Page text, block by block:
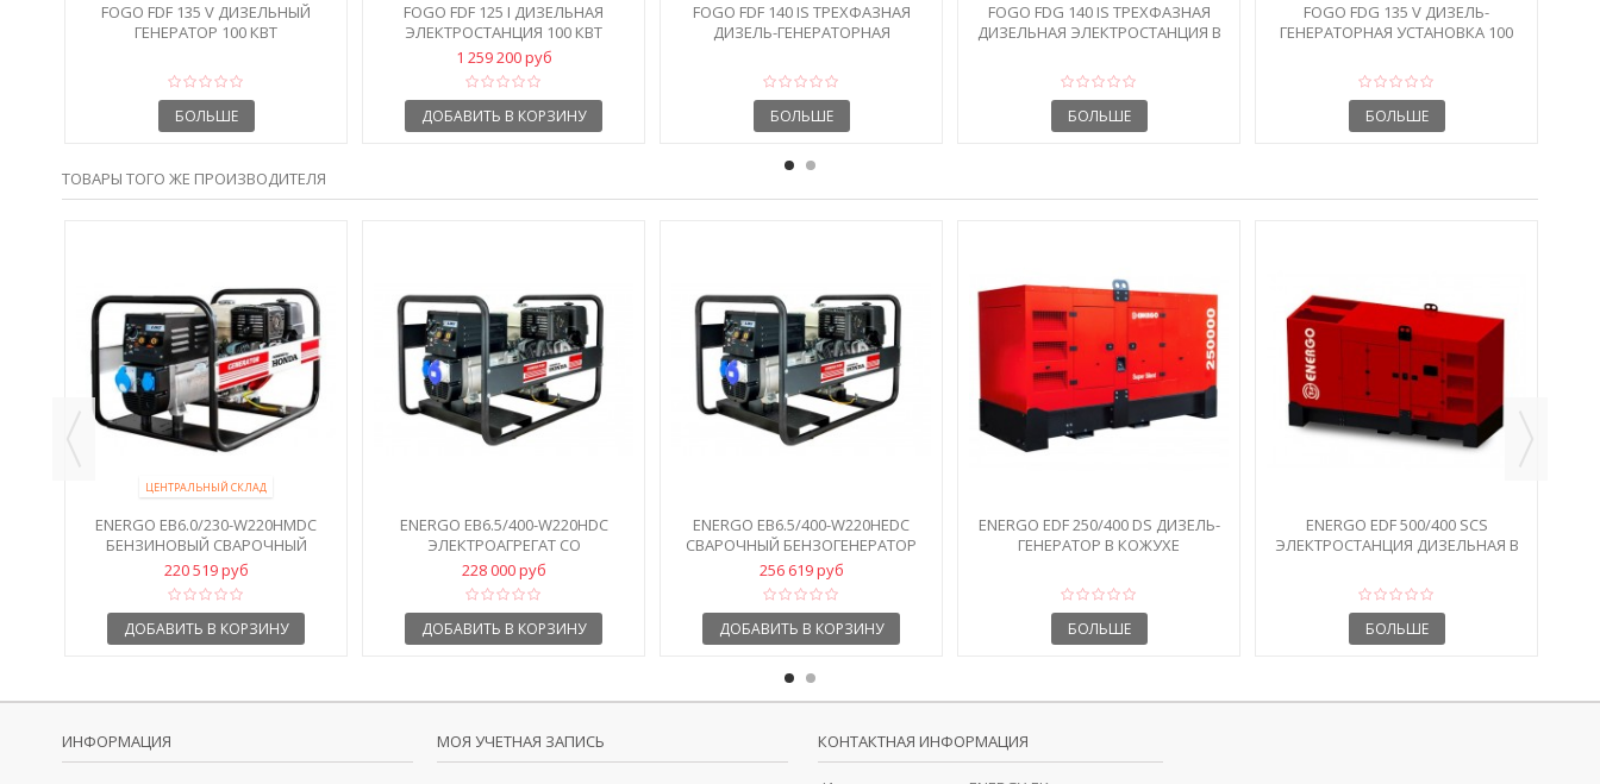
FOGO FDF 135 V ДИЗЕЛЬНЫЙ
ГЕНЕРАТОР 100 КВТ
БОЛЬШЕ
FOGO FDF 125 I ДИЗЕЛЬНАЯ
ЭЛЕКТРОСТАНЦИЯ 100 КВТ
1 259 200 руб
ДОБАВИТЬ В КОРЗИНУ
FOGO FDF 140 IS ТРЕХФАЗНАЯ
ДИЗЕЛЬ-ГЕНЕРАТОРНАЯ
БОЛЬШЕ
FOGO FDG 140 IS ТРЕХФАЗНАЯ
ДИЗЕЛЬНАЯ ЭЛЕКТРОСТАНЦИЯ В
БОЛЬШЕ
FOGO FDG 135 V ДИЗЕЛЬ-
ГЕНЕРАТОРНАЯ УСТАНОВКА 100
БОЛЬШЕ
ТОВАРЫ ТОГО ЖЕ ПРОИЗВОДИТЕЛЯ
ЦЕНТРАЛЬНЫЙ СКЛАД
ENERGO EB6.0/230-W220HMDC
БЕНЗИНОВЫЙ СВАРОЧНЫЙ
ГЕНЕРАТОР
220 519 руб
ДОБАВИТЬ В КОРЗИНУ
ENERGO EB6.5/400-W220HDC
ЭЛЕКТРОАГРЕГАТ СО
СВАРОЧНОЙ...
228 000 руб
ДОБАВИТЬ В КОРЗИНУ
ENERGO EB6.5/400-W220HEDC
СВАРОЧНЫЙ БЕНЗОГЕНЕРАТОР
256 619 руб
ДОБАВИТЬ В КОРЗИНУ
ENERGO EDF 250/400 DS ДИЗЕЛЬ-
ГЕНЕРАТОР В КОЖУХЕ
БОЛЬШЕ
ENERGO EDF 500/400 SCS
ЭЛЕКТРОСТАНЦИЯ ДИЗЕЛЬНАЯ В
БОЛЬШЕ
ИНФОРМАЦИЯ МОЯ УЧЕТНАЯ ЗАПИСЬ КОНТАКТНАЯ ИНФОРМАЦИЯ